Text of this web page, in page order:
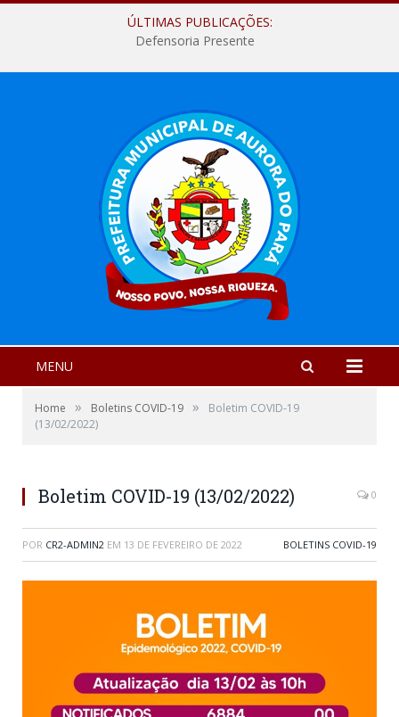
ÚLTIMAS PUBLICAÇÕES:
Defensoria Presente
MENU
Home » Boletins COVID-19 »
Boletim COVID-19
(13/02/2022)
Boletim COVID-19 (13/02/2022) 0
POR CR2-ADMIN2 EM 13 DE FEVEREIRO DE 2022 BOLETINS COVID-19